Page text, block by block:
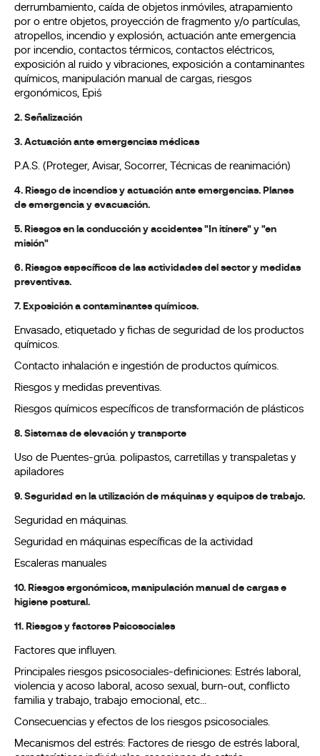
derrumbamiento, caída de objetos inmóviles, atrapamiento
por o entre objetos, proyección de fragmento y/o partículas,
atropellos, incendio y explosión, actuación ante emergencia
por incendio, contactos térmicos, contactos eléctricos,
exposición al ruido y vibraciones, exposición a contaminantes
químicos, manipulación manual de cargas, riesgos
ergonómicos, Epi´s
2. Señalización
3. Actuación ante emergencias médicas
P.A.S. (Proteger, Avisar, Socorrer, Técnicas de reanimación)
4. Riesgo de incendios y actuación ante emergencias. Planes
de emergencia y evacuación.
5. Riesgos en la conducción y accidentes "In itínere" y "en
misión"
6. Riesgos específicos de las actividades del sector y medidas
preventivas.
7. Exposición a contaminantes químicos.
Envasado, etiquetado y fichas de seguridad de los productos
químicos.
Contacto inhalación e ingestión de productos químicos.
Riesgos y medidas preventivas.
Riesgos químicos específicos de transformación de plásticos
8. Sistemas de elevación y transporte
Uso de Puentes-grúa. polipastos, carretillas y transpaletas y
apiladores
9. Seguridad en la utilización de máquinas y equipos de trabajo.
Seguridad en máquinas.
Seguridad en máquinas específicas de la actividad
Escaleras manuales
10. Riesgos ergonómicos, manipulación manual de cargas e
higiene postural.
11. Riesgos y factores Psicosociales
Factores que influyen.
Principales riesgos psicosociales-definiciones: Estrés laboral,
violencia y acoso laboral, acoso sexual, burn-out, conflicto
familia y trabajo, trabajo emocional, etc...
Consecuencias y efectos de los riesgos psicosociales.
Mecanismos del estrés: Factores de riesgo de estrés laboral,